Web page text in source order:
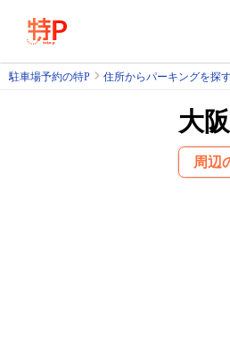
駐車場予約の特P 住所からパーキングを探
大
周辺